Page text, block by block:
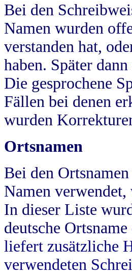
Bei den
Namen wurden
verstanden hat,
haben. Später
Die gesprochene
Fällen bei denen
wurden
Ortsnamen
Bei den
Namen
In dieser Liste
deutsche
liefert zusätzliche
verwendeten